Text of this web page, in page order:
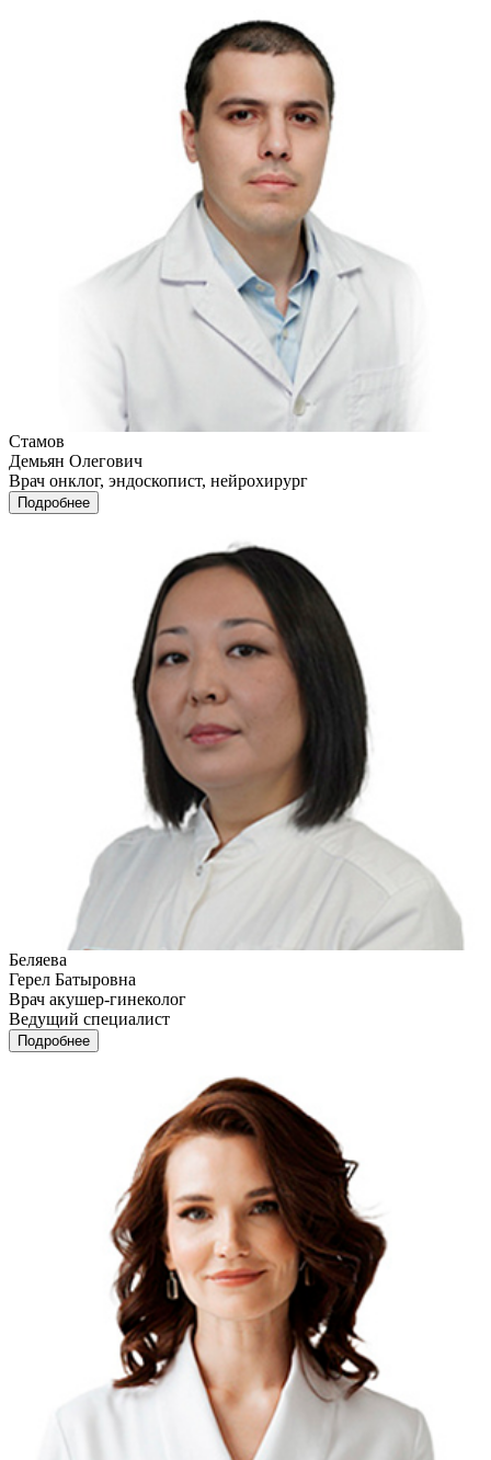
Стамов
Демьян Олегович
Врач онклог, эндоскопист, нейрохирург
Подробнее
Беляева
Герел Батыровна
Врач акушер-гинеколог
Ведущий специалист
Подробнее